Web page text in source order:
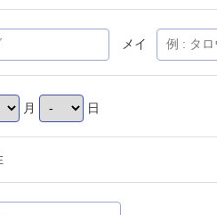
メイ
月 日